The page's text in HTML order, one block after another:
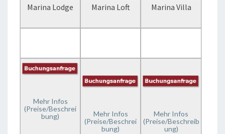
Marina Lodge Marina Loft Marina Villa
Mehr Infos
(Preise/Beschrei
bung)
Mehr Infos
(Preise/Beschrei
bung)
Mehr Infos
(Preise/Beschreib
ung)